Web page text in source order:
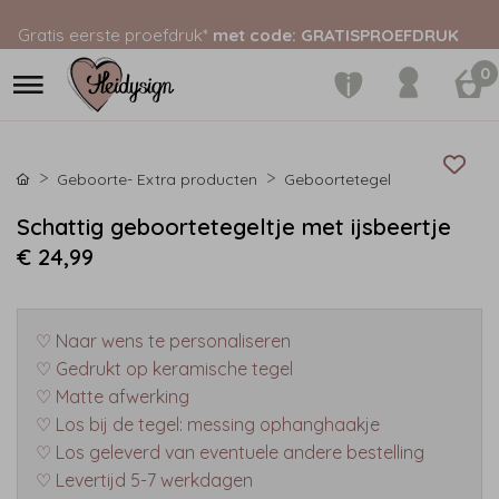
Gratis eerste proefdruk* met code: GRATISPROEFDRUK
0
Geboorte- Extra producten Geboortetegel
Schattig geboortetegeltje met ijsbeertje
€ 24,99
♡ Naar wens te personaliseren
♡ Gedrukt op keramische tegel
♡ Matte afwerking
♡ Los bij de tegel: messing ophanghaakje
♡ Los geleverd van eventuele andere bestelling
♡ Levertijd 5-7 werkdagen